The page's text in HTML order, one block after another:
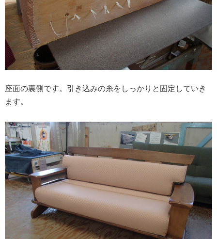
座面の裏側です。引き込みの糸をしっかりと固定していき
ます。